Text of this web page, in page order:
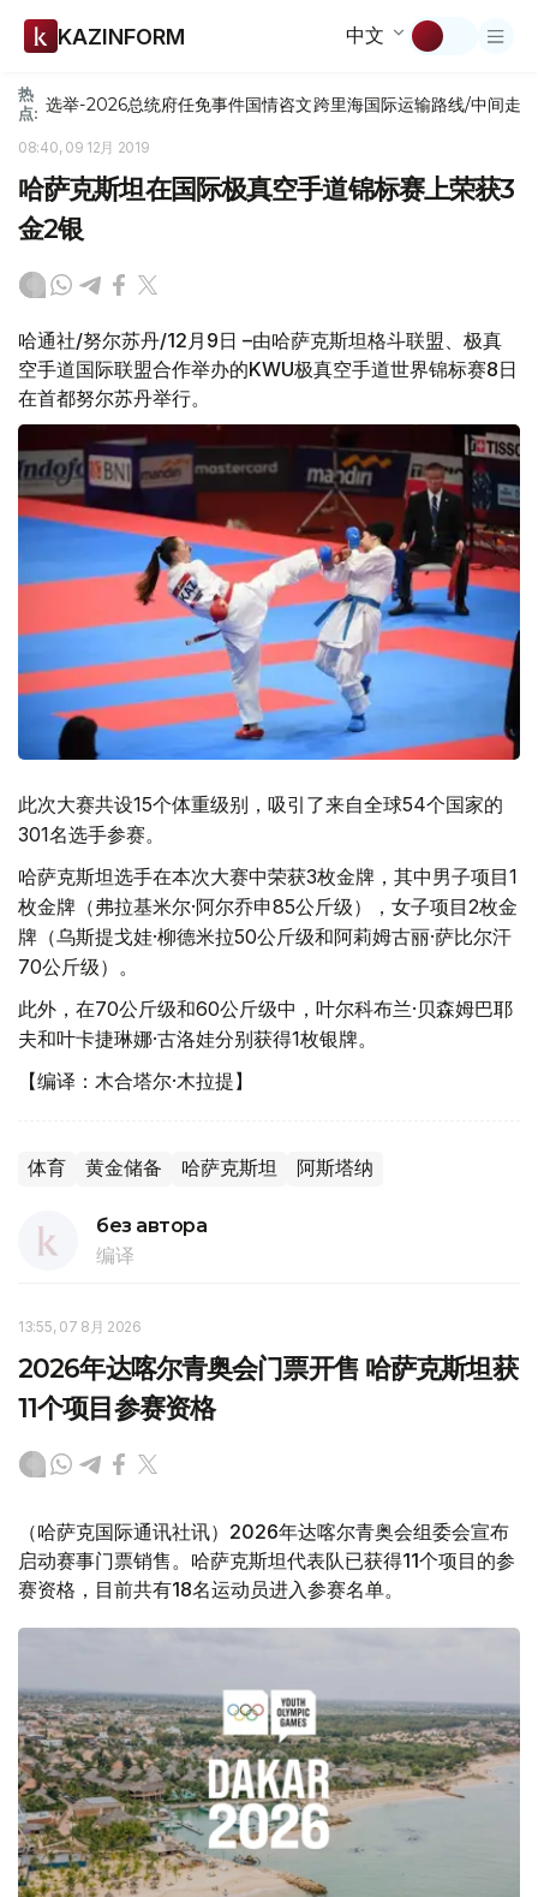
KAZINFORM 中文
热
点: 选举-2026总统府任免事件国情咨文跨里海国际运输路线/中间走廊
08:40, 09 12月 2019
哈萨克斯坦在国际极真空手道锦标赛上荣获3
金2银
哈通社/努尔苏丹/12月9日 –由哈萨克斯坦格斗联盟、极真
空手道国际联盟合作举办的KWU极真空手道世界锦标赛8日
在首都努尔苏丹举行。
此次大赛共设15个体重级别，吸引了来自全球54个国家的
301名选手参赛。
哈萨克斯坦选手在本次大赛中荣获3枚金牌，其中男子项目1
枚金牌（弗拉基米尔·阿尔乔申85公斤级），女子项目2枚金
牌（乌斯提戈娃·柳德米拉50公斤级和阿莉姆古丽·萨比尔汗
70公斤级）。
此外，在70公斤级和60公斤级中，叶尔科布兰·贝森姆巴耶
夫和叶卡捷琳娜·古洛娃分别获得1枚银牌。
【编译：木合塔尔·木拉提】
体育 黄金储备 哈萨克斯坦 阿斯塔纳
без автора
编译
13:55, 07 8月 2026
2026年达喀尔青奥会门票开售 哈萨克斯坦获
11个项目参赛资格
（哈萨克国际通讯社讯）2026年达喀尔青奥会组委会宣布
启动赛事门票销售。哈萨克斯坦代表队已获得11个项目的参
赛资格，目前共有18名运动员进入参赛名单。